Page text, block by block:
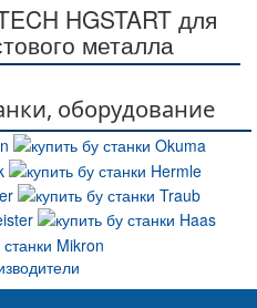
HGSTART для
металла
оборудование